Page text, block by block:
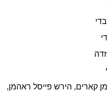
קארים, הירש פייסל ראהמן,